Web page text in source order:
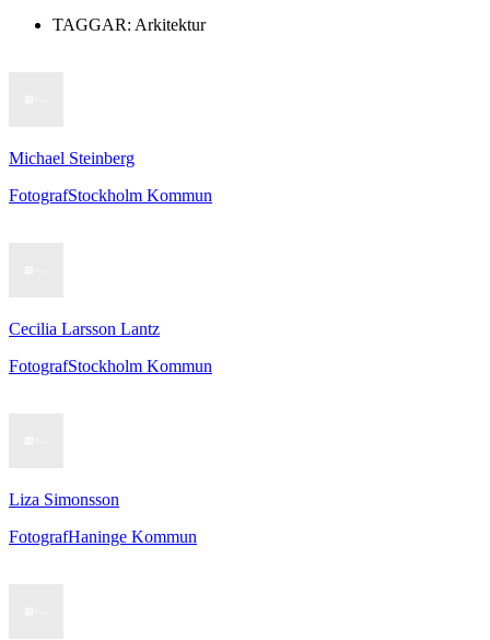
TAGGAR: Arkitektur
Michael Steinberg
FotografStockholm Kommun
Cecilia Larsson Lantz
FotografStockholm Kommun
Liza Simonsson
FotografHaninge Kommun